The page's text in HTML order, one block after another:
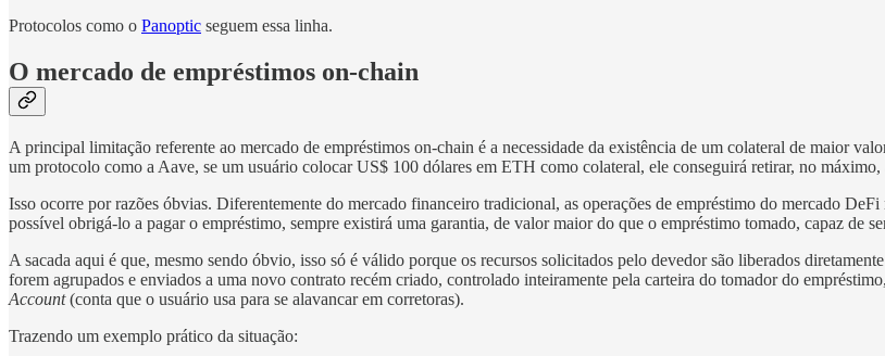
Protocolos como o Panoptic seguem essa linha.
O mercado de empréstimos on-chain
A principal limitação referente ao mercado de empréstimos on-chain é a necessidade da existência de um colateral de maior
um protocolo como a Aave, se um usuário colocar US$ 100 dólares em ETH como colateral, ele conseguirá retirar, no
Isso ocorre por razões óbvias. Diferentemente do mercado financeiro tradicional, as operações de empréstimo do mercado
possível obrigá-lo a pagar o empréstimo, sempre existirá uma garantia, de valor maior do que o empréstimo tomado, capaz de
A sacada aqui é que, mesmo sendo óbvio, isso só é válido porque os recursos solicitados pelo devedor são liberados
forem agrupados e enviados a uma novo contrato recém criado, controlado inteiramente pela carteira do tomador do
Account(conta que o usuário usa para se alavancar em corretoras).
Trazendo um exemplo prático da situação: